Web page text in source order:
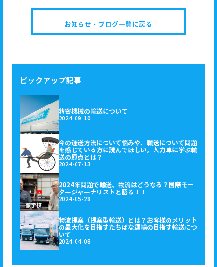
ピックアップ記事
精密機械の輸送について
2024-09-10
今の運送方法について悩みや、輸送について問題
を感じている方に読んでほしい。人力車に学ぶ輸
送の原点とは？
2024-07-13
2024年問題で輸送、物流はどうなる？国際モー
タージャーナリストと語る！！
2024-05-28
物流提案（提案型輸送）とは？お客様のメリット
の最大化を目指すたちばな運輸の目指す輸送につ
いて
2024-04-08
お知らせ・ブログ一覧に戻る